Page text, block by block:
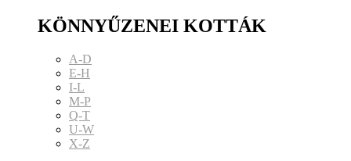
KÖNNYŰZENEI KOTTÁK
A-D
E-H
I-L
M-P
Q-T
U-W
X-Z